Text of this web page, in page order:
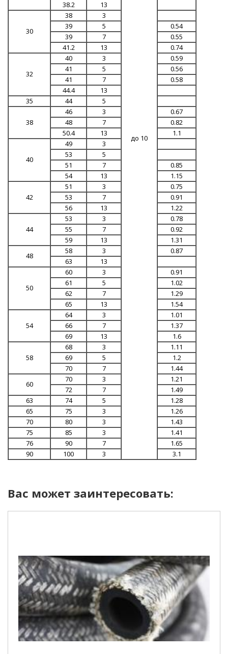
до 10
38.2 13
30
38
3
39
5
0.54
39
7
0.55
41.2
13 0.74
32
40 3
0.59
41
5
0.56
41
7
0.58
44.4
13
35
44 5
38
46 3
0.67
48
7
0.82
50.4
13 1.1
40
49
3
53
5
51
7
0.85
54
13 1.15
42
51 3
0.75
53
7
0.91
56
13 1.22
44
53 3
0.78
55
7
0.92
59
13
1.31
48
58 3
0.87
63
13
50
60 3
0.91
61
5
1.02
62
7
1.29
65
13 1.54
54
64 3
1.01
66
7
1.37
69
13 1.6
58
68 3
1.11
69
5
1.2
70
7
1.44
60
70 3
1.21
72
7
1.49
63
74 5
1.28
65
75 3
1.26
70
80 3
1.43
75
85 3
1.41
76
90 7
1.65
90
100 3 3.1
Вас может заинтересовать: